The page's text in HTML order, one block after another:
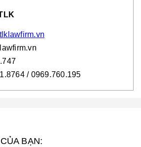
/ 0969.760.195
BẠN: